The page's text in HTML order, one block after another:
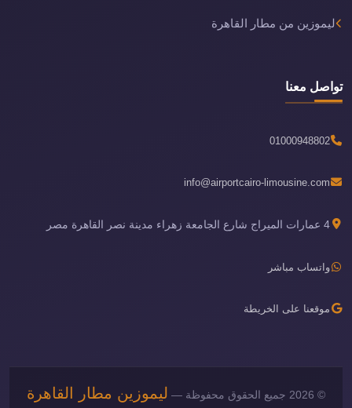
ليموزين من مطار القاهرة
تواصل معنا
01000948802
info@airportcairo-limousine.com
4 عمارات الميراج شارع الجامعة زهراء مدينة نصر القاهرة مصر
واتساب مباشر
موقعنا على الخريطة
© 2026 جميع الحقوق محفوظة — ليموزين مطار القاهرة